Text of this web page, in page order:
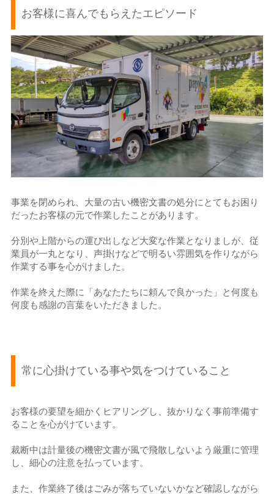
お客様に喜んでもらえたエピソード
事業を閉められ、大量の古い機密文書の処分にとてもお困り
だったお客様の元で作業したことがあります。
分別や上階からの運び出しなど大変な作業となりましが、従
業員が一丸となり、声掛けなどで明るい雰囲気を作りながら
作業する事を心がけました。
作業を終えた際に「あなたたちに頼んで良かった」と何度も
何度も感謝の言葉をいただきました。
常に心掛けている事や気をつけていること
お客様の要望を細かくヒアリングし、抜かりなく事前準備す
ることを心がけています。
裁断中は計量後の機密文書が風で飛散しないよう厳重に管理
し、細心の注意を払っています。
また、作業終了後はごみが落ちていないかなど確認しながら